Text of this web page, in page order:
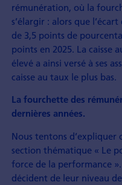
rémunération, où la
s’élargir : alors que
de 3,5 points de
points en 2025. La caisse
élevé a ainsi versé à ses
caisse au taux le plus bas.
La fourchette des
dernières années.
Nous tentons d’expliquer
section thématique « Le
force de la performance ».
décident de leur niveau